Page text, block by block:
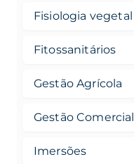
Fisiologia vegetal
Fitossanitários
Gestão Agrícola
Gestão Comercial
Imersões